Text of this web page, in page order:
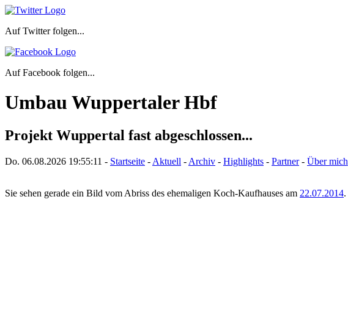
Auf Twitter folgen...
Auf Facebook folgen...
Umbau Wuppertaler Hbf
Projekt Wuppertal fast abgeschlossen...
Do. 06.08.2026 19:55:11 - Startseite - Aktuell - Archiv - Highlights - Partner- Über mich
Sie sehen gerade ein Bild vom Abriss des ehemaligen Koch-Kaufhauses am 22.07.2014.